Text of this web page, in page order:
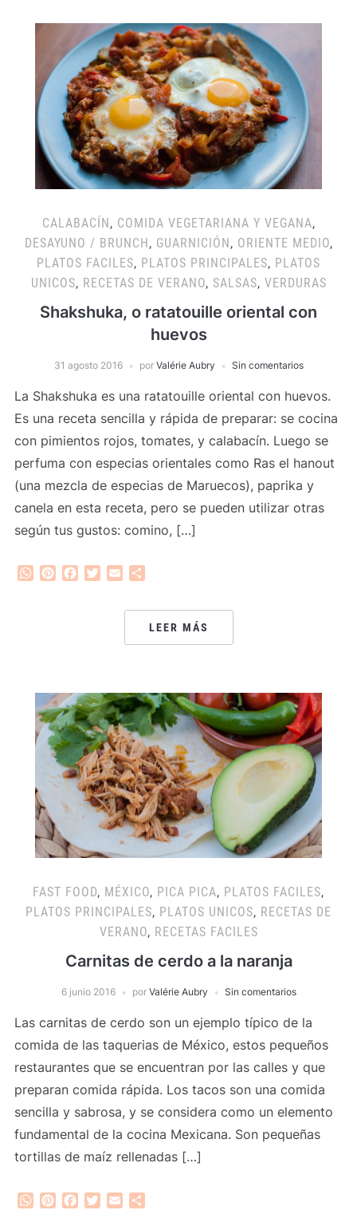
CALABACÍN, COMIDA VEGETARIANA Y VEGANA,
DESAYUNO / BRUNCH, GUARNICIÓN, ORIENTE MEDIO,
PLATOS FACILES, PLATOS PRINCIPALES, PLATOS
UNICOS, RECETAS DE VERANO, SALSAS, VERDURAS
Shakshuka, o ratatouille oriental con
huevos
31 agosto 2016 por Valérie Aubry Sin comentarios
La Shakshuka es una ratatouille oriental con huevos.
Es una receta sencilla y rápida de preparar: se cocina
con pimientos rojos, tomates, y calabacín. Luego se
perfuma con especias orientales como Ras el hanout
(una mezcla de especias de Maruecos), paprika y
canela en esta receta, pero se pueden utilizar otras
según tus gustos: comino, […]
WhatsApp
PinterestFacebook
Twitter
Email
LEER MÁS
FAST FOOD, MÉXICO, PICA PICA, PLATOS FACILES,
PLATOS PRINCIPALES, PLATOS UNICOS, RECETAS DE
VERANO, RECETAS FACILES
Carnitas de cerdo a la naranja
6 junio 2016 por Valérie Aubry Sin comentarios
Las carnitas de cerdo son un ejemplo típico de la
comida de las taquerias de México, estos pequeños
restaurantes que se encuentran por las calles y que
preparan comida rápida. Los tacos son una comida
sencilla y sabrosa, y se considera como un elemento
fundamental de la cocina Mexicana. Son pequeñas
tortillas de maíz rellenadas […]
WhatsApp
PinterestFacebook
Twitter
Email